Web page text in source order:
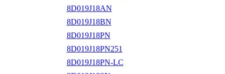
8D019J18AN
8D019J18BN
8D019J18PN
8D019J18PN251
8D019J18PN-LC